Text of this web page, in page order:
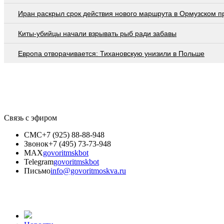
Иран раскрыл срок действия нового маршрута в Ормузском
Киты-убийцы начали взрывать рыб ради забавы
Европа отворачивается: Тихановскую унизили в Польше
Связь с эфиром
СМС+7 (925) 88-88-948
Звонок+7 (495) 73-73-948
MAXgovoritmskbot
Telegramgovoritmskbot
Письмоinfo@govoritmoskva.ru